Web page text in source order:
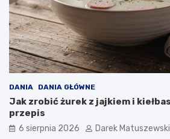
ż
o
n
y
c
h
p
o
t
r
a
w
DANIA DANIA GŁÓWNE
Jak zrobić żurek z jajkiem i
przepis
6 sierpnia 2026 Darek Matuszewski